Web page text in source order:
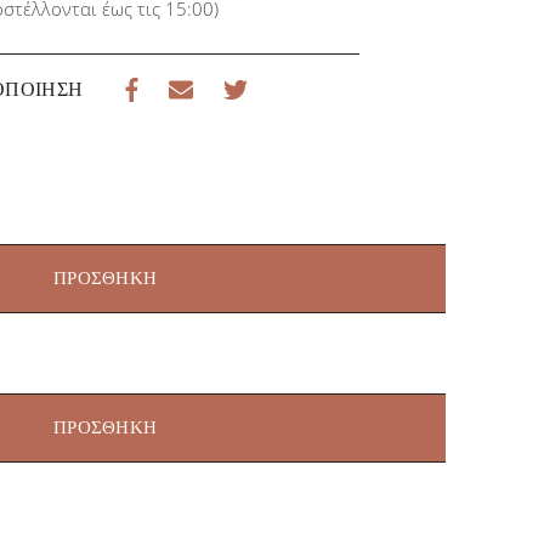
έως τις 15:00)
ΠΡΟΣΘΉΚΗ
ΠΡΟΣΘΉΚΗ